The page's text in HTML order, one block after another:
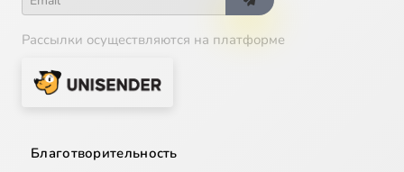
Рассылки осуществляются на платформе
Благотворительность